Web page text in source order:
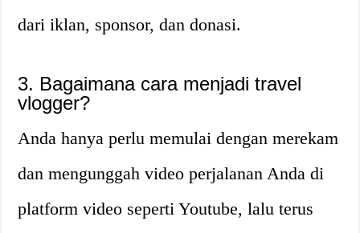
dari iklan, sponsor, dan donasi.
3. Bagaimana cara menjadi travel
vlogger?
Anda hanya perlu memulai dengan merekam
dan mengunggah video perjalanan Anda di
platform video seperti Youtube, lalu terus